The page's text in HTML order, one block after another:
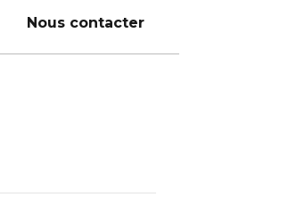
Nous contacter